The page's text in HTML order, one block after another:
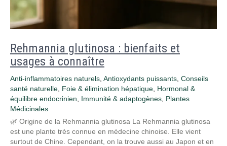
Rehmannia glutinosa : bienfaits et
usages à connaître
Anti-inflammatoires naturels Antioxydants puissants Conseils
santé naturelle Foie & élimination hépatique Hormonal &
équilibre endocrinien
Immunité & adaptogènes Plantes
Médicinales
🌿 Origine de la Rehmannia glutinosa La Rehmannia glutinosa
est une plante très connue en médecine chinoise. Elle vient
surtout de Chine. Cependant, on la trouve aussi au Japon et en